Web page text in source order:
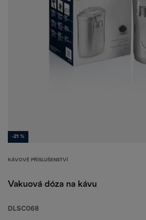
-21 %
KÁVOVÉ PŘÍSLUŠENSTVÍ
Vakuová dóza na kávu
DLSC068